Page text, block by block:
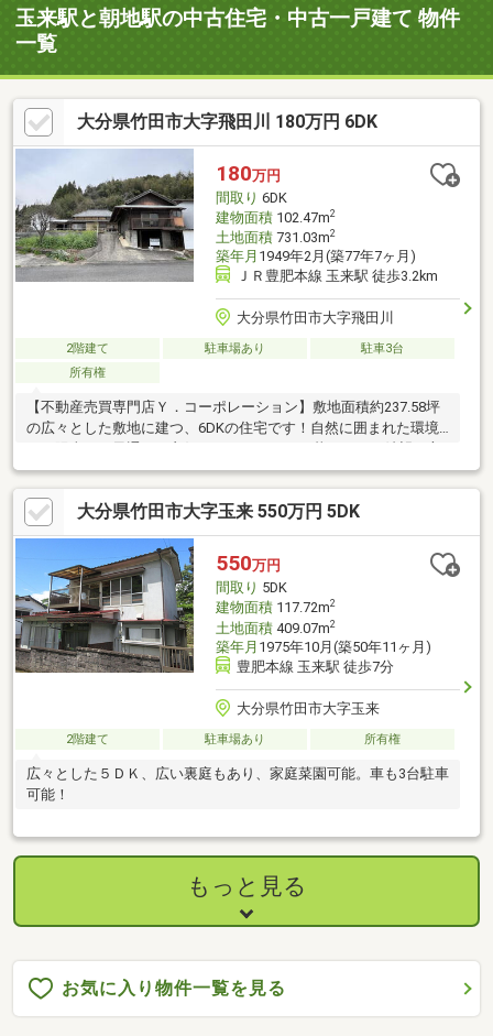
玉来駅と朝地駅の中古住宅・中古一戸建て 物件
一覧
大分県竹田市大字飛田川 180万円 6DK
180万円
間取り 6DK
建物面積102.47m2
土地面積731.03m2
築年月 1949年2月(築77年7ヶ月)
ＪＲ豊肥本線 玉来駅 徒歩3.2km
大分県竹田市大字飛田川
2階建て 駐車場あり
駐車3台
所有権
【不動産売買専門店Ｙ．コーポレーション】敷地面積約237.58坪
の広々とした敷地に建つ、6DKの住宅です！自然に囲まれた環境
におすすめの物件です。敷地にゆとりがあるため、家庭菜園やガ
ーデニングなども楽しめます！物件は現在空き家のため、ご案内
をご希望の際は事前のご予約をお願いいたします。【ナビ検索：
大分県竹田市飛田川７０２】
大分県竹田市大字玉来 550万円 5DK
550万円
間取り 5DK
建物面積117.72m2
土地面積409.07m2
築年月 1975年10月(築50年11ヶ月)
豊肥本線 玉来駅 徒歩7分
大分県竹田市大字玉来
2階建て 駐車場あり 所有権
広々とした５ＤＫ、広い裏庭もあり、家庭菜園可能。車も3台駐車
可能！
もっと見る
お気に入り物件一覧を見る